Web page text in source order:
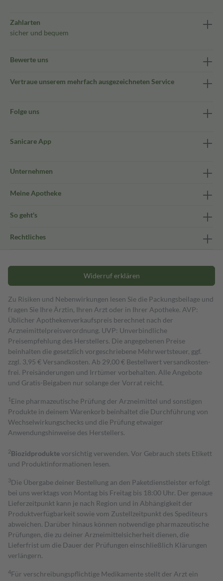
Zahlarten
sicher und bequem
Bewerte uns
Vertraue unserem mehrfach ausgezeichneten Service
Folge uns
Sanicare App
Unternehmen
Meine Apotheke
So geht's
Rechtliches
Widerruf erklären
Zu Risiken und Nebenwirkungen lesen Sie die Packungsbeilage und
fragen Sie Ihre Ärztin, Ihren Arzt oder in Ihrer Apotheke. AVP:
Üblicher Apothekenverkaufspreis berechnet nach der
Arzneimittelpreisverordnung. UVP: Unverbindliche
Preisempfehlung des Herstellers. Die angegebenen Preise
beinhalten die gesetzlich vorgeschriebene Mehrwertsteuer, ggf.
zzgl. 3,95 € Versandkosten. Ab 29,00 € Bestell­wert versand­kosten­
frei. Preisänderungen und Irrtümer vorbehalten. Alle Angebote
und Gratis-Beigaben nur solange der Vorrat reicht.
1 Eine pharmazeutische Prüfung der Arzneimittel und sonstigen
Produkte in deinem Warenkorb beinhaltet die Durchführung von
Wechselwirkungschecks und die Prüfung etwaiger
Anwendungshinweise des Herstellers.
2Biozidproduktevorsichtig verwenden. Vor Gebrauch stets Etikett
und Produktinformationen lesen.
3Die Übergabe deiner Bestellung an den Paketdienstleister erfolgt
bei uns werktags von Montag bis Freitag bis 18:00 Uhr. Der genaue
Lieferzeitpunkt kann je nach Region und in Abhängigkeit der
Produktverfügbarkeit sowie vom Zustellzeitpunkt des Spediteurs
abweichen. Darüber hinaus können notwendige pharmazeutische
Prüfungen, die zu deiner Arzneimittelsicherheit dienen, die
Lieferfrist um die Dauer der Prüfungen einschließlich Klärungen
verlängern.
4Für verschreibungspflichtige Medikamente stellt der Arzt ein